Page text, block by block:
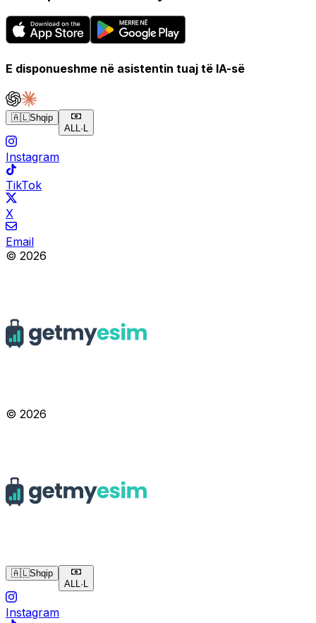
E disponueshme në asistentin tuaj të IA-së
🇦🇱Shqip
ALL ·
Instagram
TikTok
X
Email
© 2026
© 2026
🇦🇱Shqip
ALL· L
Instagram